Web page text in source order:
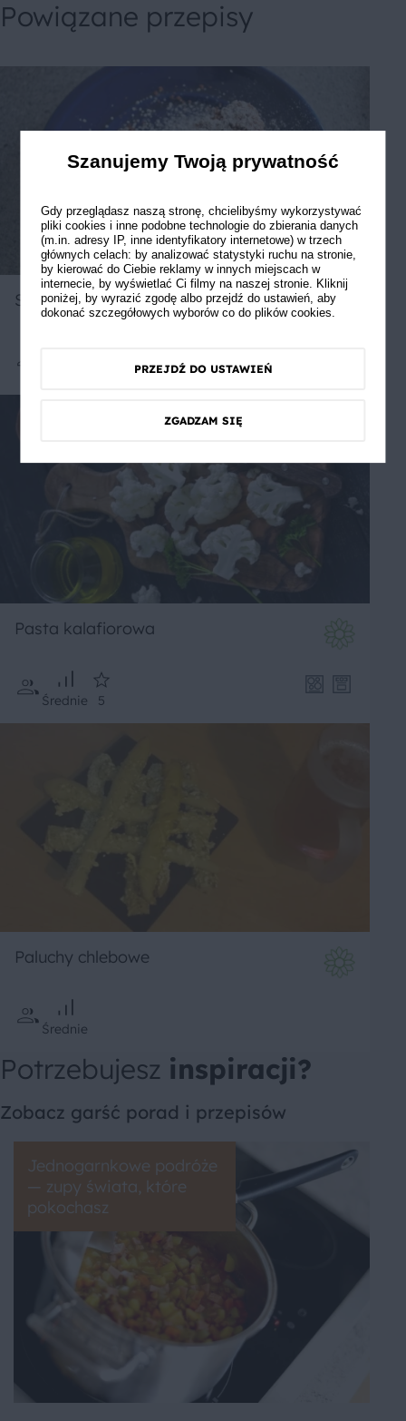
Powiązane przepisy
Sernik mamy - najlepszy!
Pasta kalafiorowa
Średnie 5
Paluchy chlebowe
Średnie
Potrzebujesz inspiracji?
Zobacz garść porad i przepisów
Jednogarnkowe podróże
— zupy świata, które
pokochasz
Szanujemy Twoją prywatność
Gdy przeglądasz naszą stronę, chcielibyśmy wykorzystywać
pliki cookies i inne podobne technologie do zbierania danych
(m.in. adresy IP, inne identyfikatory internetowe) w trzech
głównych celach: by analizować statystyki ruchu na stronie,
by kierować do Ciebie reklamy w innych miejscach w
internecie, by wyświetlać Ci filmy na naszej stronie. Kliknij
poniżej, by wyrazić zgodę albo przejdź do ustawień, aby
dokonać szczegółowych wyborów co do plików cookies.
PRZEJDŹ DO USTAWIEŃ
ZGADZAM SIĘ